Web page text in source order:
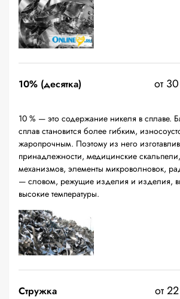
10% (десятка) от
10 % — это содержание никеля в сплаве.
сплав становится более гибким,
жаропрочным. Поэтому из него
принадлежности, медицинские
механизмов, элементы микроволновок,
— словом, режущие изделия и изделия,
высокие температуры.
Стружка от